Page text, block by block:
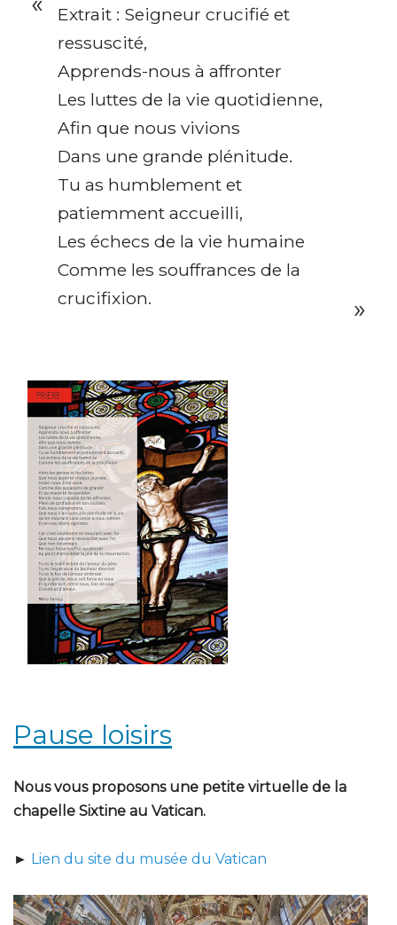
Extrait : Seigneur crucifié et
ressuscité,
Apprends-nous à affronter
Les luttes de la vie quotidienne,
Afin que nous vivions
Dans une grande plénitude.
Tu as humblement et
patiemment accueilli,
Les échecs de la vie humaine
Comme les souffrances de la
crucifixion.
Pause loisirs
Nous vous proposons une petite virtuelle de la
chapelle Sixtine au Vatican.
► Lien du site du musée du Vatican